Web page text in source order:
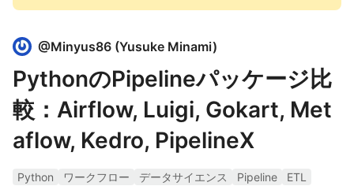
@Minyus86 (Yusuke Minami)
PythonのPipelineパッケージ比
較：Airflow, Luigi, Gokart, Met
aflow, Kedro, PipelineX
Python ワークフロー データサイエンス Pipeline
ETL